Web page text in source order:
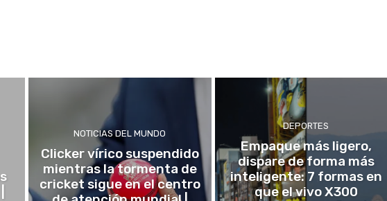
NOTICIAS DEL MUNDO
Clicker vírico suspendido
mientras la tormenta de
cricket sigue en el centro
DEPORTES
Empaque más ligero,
dispare de forma más
inteligente: 7 formas en
que el vivo X300